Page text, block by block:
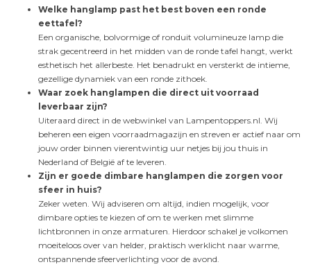
Welke hanglamp past het best boven een ronde
eettafel?
Een organische, bolvormige of ronduit volumineuze lamp die
strak gecentreerd in het midden van de ronde tafel hangt, werkt
esthetisch het allerbeste. Het benadrukt en versterkt de intieme,
gezellige dynamiek van een ronde zithoek.
Waar zoek hanglampen die direct uit voorraad
leverbaar zijn?
Uiteraard direct in de webwinkel van Lampentoppers.nl. Wij
beheren een eigen voorraadmagazijn en streven er actief naar om
jouw order binnen vierentwintig uur netjes bij jou thuis in
Nederland of België af te leveren.
Zijn er goede dimbare hanglampen die zorgen voor
sfeer in huis?
Zeker weten. Wij adviseren om altijd, indien mogelijk, voor
dimbare opties te kiezen of om te werken met slimme
lichtbronnen in onze armaturen. Hierdoor schakel je volkomen
moeiteloos over van helder, praktisch werklicht naar warme,
ontspannende sfeerverlichting voor de avond.